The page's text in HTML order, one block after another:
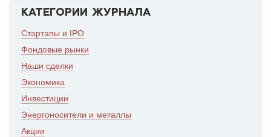
КАТЕГОРИИ ЖУРНАЛА
Стартапы и IPO
Фондовые рынки
Наши сделки
Экономика
Инвестиции
Энергоносители и металлы
Акции